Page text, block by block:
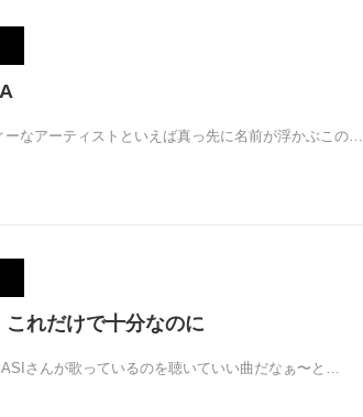
ーなアーティストといえば真っ先に名前が浮かぶこの…
れだけで十分なのに
さんが歌っているのを聴いていい曲だなぁ〜と…